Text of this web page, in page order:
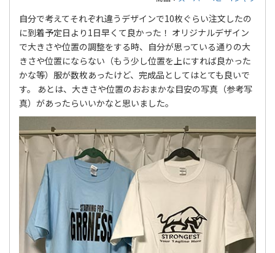
自分で考えてそれぞれ違うデザインで10枚ぐらい注文したの
に到着予定日より1日早くて良かった！ オリジナルデザイン
で大きさや位置の調整をする時、自分が思っている通りの大
きさや位置にならない（もう少し位置を上にすれば良かった
かな等）服が数枚あったけど、完成品としてはとても良いで
す。 あとは、大きさや位置のおおまかな目安の写真（参考写
真）があったらいいかなと思いました。